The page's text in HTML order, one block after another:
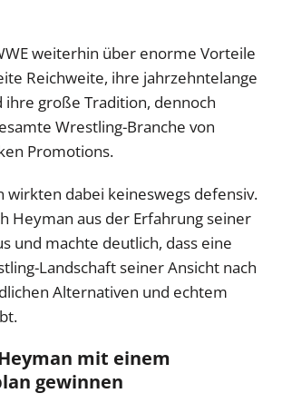
weiterhin über enorme Vorteile
Reichweite, ihre jahrzehntelange
ihre große Tradition, dennoch
Wrestling-Branche von
Promotions.
wirkten dabei keineswegs defensiv.
Heyman aus der Erfahrung seiner
und machte deutlich, dass eine
Landschaft seiner Ansicht nach
Alternativen und echtem
mit einem
gewinnen